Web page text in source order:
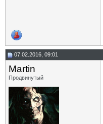
07.02.2016, 09:01
Martin
Продвинутый